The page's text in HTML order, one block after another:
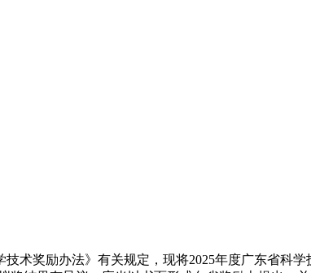
奖励办法》有关规定，现将2025年度广东省科学